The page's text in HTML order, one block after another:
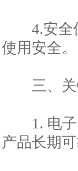
4.安全保
使用安全。
三、关
1. 电子
产品长期